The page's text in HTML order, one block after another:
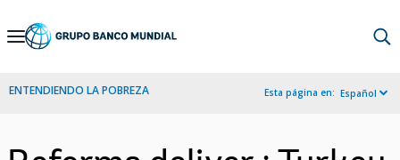
Skip
Navigation
ENTENDIENDO LA POBREZA Esta página en: Español